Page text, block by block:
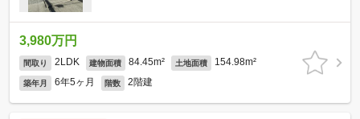
3,980万円
間取り 2LDK 建物面積 84.45m² 土地面積 154.98m²
築年月 6年5ヶ月 階数 2階建